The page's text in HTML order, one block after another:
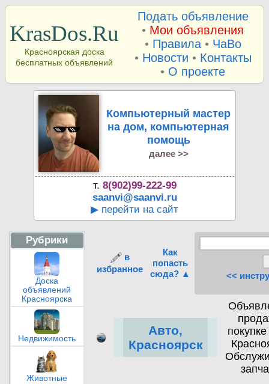
KrasDos.Ru
Красноярская доска
бесплатных объявлений
Подать объявление
• Мои объявления
• Правила• ЧаВо
• Новости • Контакты
• О проекте
Компьютерный мастер
на дом, компьютерная
помощь
далее >>
т. 8(902)99-222-99
saanvi@saanvi.ru
▶ перейти на сайт
Рубрики
Доска
объявлений
Красноярска
Недвижимость
Животные
в
избранное
Как
попасть
сюда? ▲
<<
Авто,
Красноярск